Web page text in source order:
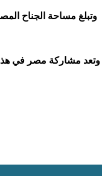
وتعد مشاركة مصر في